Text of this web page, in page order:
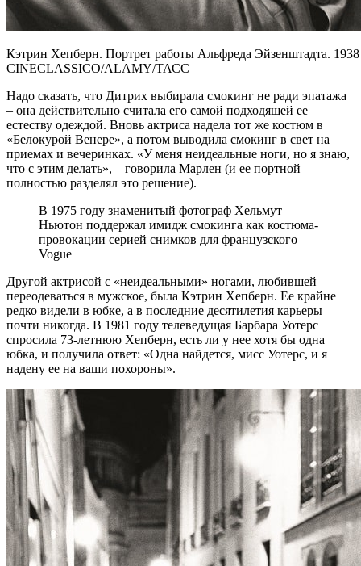
Кэтрин Хепберн. Портрет работы Альфреда Эйзенштадта.
СINECLASSICO/ALAMY/ТАСС
Надо сказать, что Дитрих выбирала смокинг не ради эпатажа
– она действительно считала его самой подходящей ее
естеству одеждой. Вновь актриса надела тот же костюм в
«Белокурой Венере», а потом выводила смокинг в свет на
приемах и вечеринках. «У меня неидеальные ноги, но я знаю,
что с этим делать», – говорила Марлен (и ее портной
полностью разделял это решение).
В 1975 году знаменитый фотограф Хельмут
Ньютон поддержал имидж смокинга как костюма-
провокации серией снимков для французского
Vogue
Другой актрисой с «неидеальными» ногами, любившей
переодеваться в мужское, была Кэтрин Хепберн. Ее крайне
редко видели в юбке, а в последние десятилетия карьеры
почти никогда. В 1981 году телеведущая Барбара Уотерс
спросила 73-летнюю Хепберн, есть ли у нее хотя бы одна
юбка, и получила ответ: «Одна найдется, мисс Уотерс, и я
надену ее на ваши похороны».